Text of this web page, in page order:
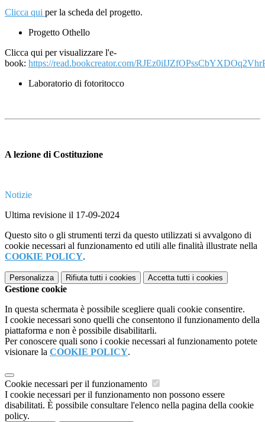
Clicca qui per la scheda del progetto.
Progetto Othello
Clicca qui per visualizzare l'e-
book: https://read.bookcreator.com/
Laboratorio di fotoritocco
A lezione di Costituzione
Notizie
Ultima revisione il 17-09-2024
Questo sito o gli strumenti terzi da questo utilizzati si avvalgono di
cookie necessari al funzionamento ed utili alle finalità illustrate nella
COOKIE POLICY.
Personalizza Rifiuta tutti i cookies Accetta tutti i cookies
Gestione cookie
In questa schermata è possibile scegliere quali cookie consentire.
I cookie necessari sono quelli che consentono il funzionamento della
piattaforma e non è possibile disabilitarli.
Per conoscere quali sono i cookie necessari al funzionamento potete
visionare la COOKIE POLICY.
Cookie necessari per il funzionamento
I cookie necessari per il funzionamento non possono essere
disabilitati. È possibile consultare l'elenco nella pagina della cookie
policy.